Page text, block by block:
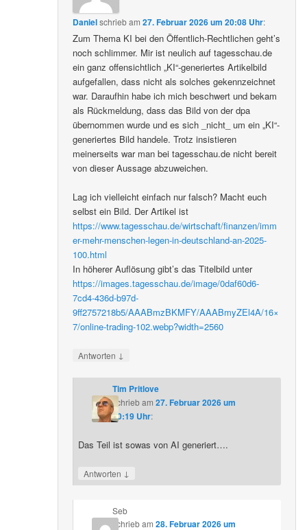
Danielschriebam27. Februar 2026 um 20:08 Uhr:
Zum Thema KI bei den Öffentlich-Rechtlichen geht’s
noch schlimmer. Mir ist neulich auf tagesschau.de
ein ganz offensichtlich „KI“-generiertes Artikelbild
aufgefallen, dass nicht als solches gekennzeichnet
war. Daraufhin habe ich mich beschwert und bekam
als Rückmeldung, dass das Bild von der dpa
übernommen wurde und es sich _nicht_ um ein „KI“-
generiertes Bild handele. Trotz insistieren
meinerseits war man bei tagesschau.de nicht bereit
von dieser Aussage abzuweichen.
Lag ich vielleicht einfach nur falsch? Macht euch
selbst ein Bild. Der Artikel ist
https://www.tagesschau.de/wirtschaft/finanzen/imm
er-mehr-menschen-legen-in-deutschland-an-2025-
100.html
In höherer Auflösung gibt’s das Titelbild unter
https://images.tagesschau.de/image/0daf60d6-
7cd4-436d-b97d-
9ff2757218b5/AAABmzBKMFY/AAABmyZEl4A/16×
7/online-trading-102.webp?width=2560
Antworten ↓
Tim Pritlove
schriebam 27. Februar 2026 um
20:19 Uhr:
Das Teil ist sowas von AI generiert….
Antworten ↓
Seb
schriebam 28. Februar 2026 um